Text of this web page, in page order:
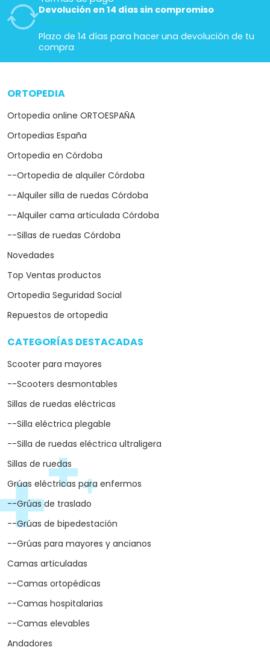
Devolución en 14 días sin compromiso
Plazo de 14 días para hacer una devolución de tu
compra
ORTOPEDIA
Ortopedia online ORTOESPAÑA
Ortopedias España
Ortopedia en Córdoba
--Ortopedia de alquiler Córdoba
--Alquiler silla de ruedas Córdoba
--Alquiler cama articulada Córdoba
--Sillas de ruedas Córdoba
Novedades
Top Ventas productos
Ortopedia Seguridad Social
Repuestos de ortopedia
CATEGORÍAS DESTACADAS
Scooter para mayores
--Scooters desmontables
Sillas de ruedas eléctricas
--Silla eléctrica plegable
--Silla de ruedas eléctrica ultraligera
Sillas de ruedas
Grúas eléctricas para enfermos
--Grúas de traslado
--Grúas de bipedestación
--Grúas para mayores y ancianos
Camas articuladas
--Camas ortopédicas
--Camas hospitalarias
--Camas elevables
Andadores